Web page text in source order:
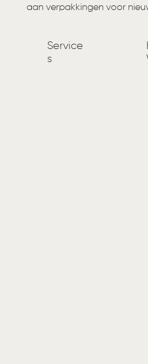
aan verpakkingen voor
Service
s